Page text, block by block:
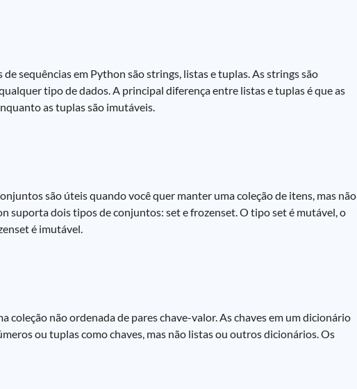
sequências em Python são strings, listas e tuplas. As strings são
tipo de dados. A principal diferença entre listas e tuplas é que as
as tuplas são imutáveis.
são úteis quando você quer manter uma coleção de itens, mas não
suporta dois tipos de conjuntos: set e frozenset. O tipo set é mutável, o
é imutável.
não ordenada de pares chave-valor. As chaves em um dicionário
ou tuplas como chaves, mas não listas ou outros dicionários. Os